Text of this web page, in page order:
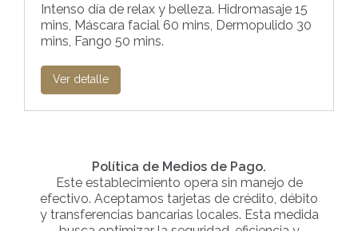
Intenso día de relax y belleza. Hidromasaje 15
mins, Máscara facial 60 mins, Dermopulido 30
mins, Fango 50 mins.
Ver detalle
Política de Medios de Pago.
Este establecimiento opera sin manejo de
efectivo. Aceptamos tarjetas de crédito, débito
y transferencias bancarias locales. Esta medida